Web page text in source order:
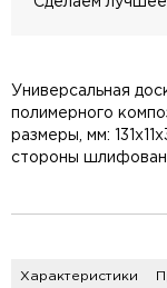
Универсальная
полимерного
размеры, мм:
стороны
Характеристики